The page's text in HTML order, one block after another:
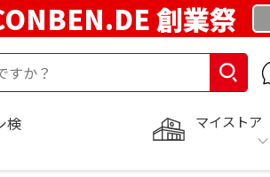
創業祭
マイストア
検